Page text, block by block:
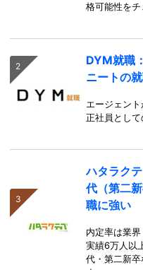
格可能性をチ
DYM就職
ニートの
エージェン
正社員として
ハタラク
代（第二
職に強い
内定率は業
実績6万人以
代・第二新